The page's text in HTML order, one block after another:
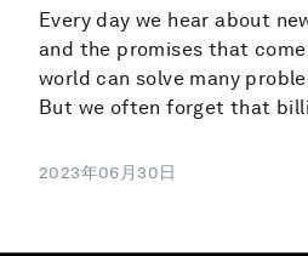
Every day we hear about
and the promises that
world can solve many
But we often forget that
2023年06月30日